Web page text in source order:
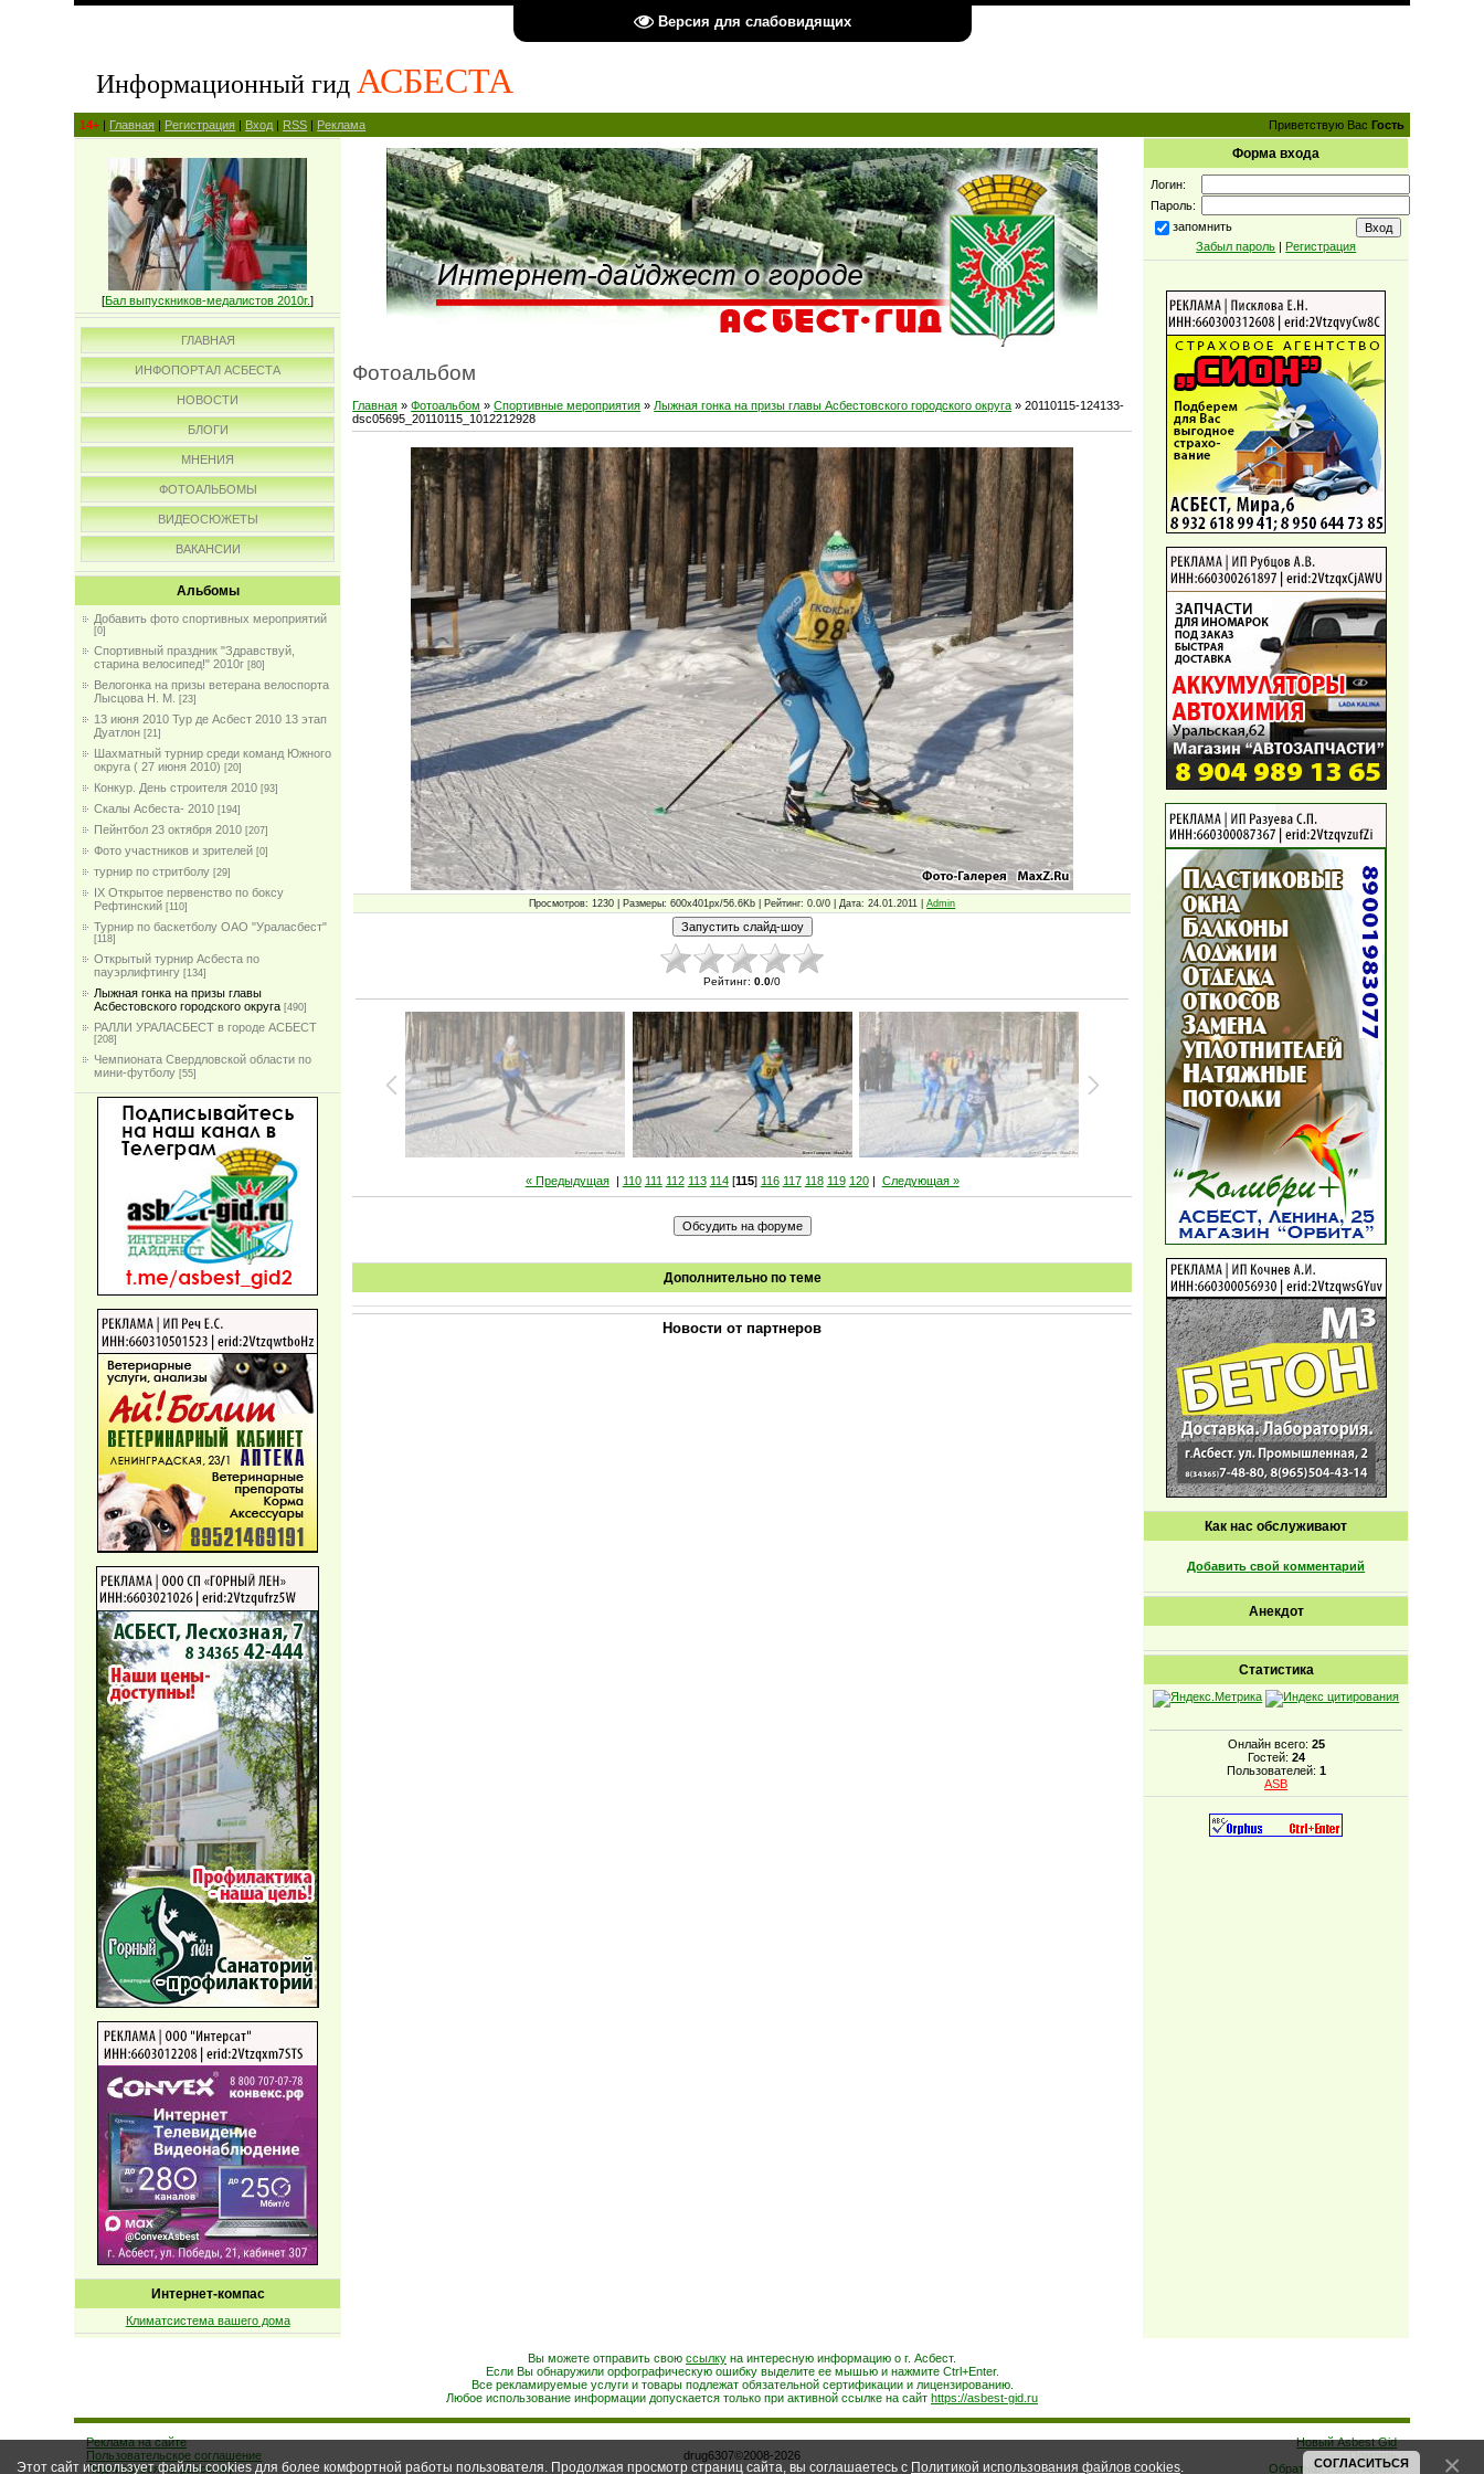
Версия для слабовидящих
Информационный гид АСБЕСТА
14+ | Главная | Регистрация | Вход | RSS | Реклама Приветствую Вас Гость
[Бал выпускников-медалистов 2010г.]
ГЛАВНАЯ
ИНФОПОРТАЛ АСБЕСТА
НОВОСТИ
БЛОГИ
МНЕНИЯ
ФОТОАЛЬБОМЫ
ВИДЕОСЮЖЕТЫ
ВАКАНСИИ
Альбомы
Добавить фото спортивных мероприятий
[0]
Спортивный праздник "Здравствуй,
старина велосипед!" 2010г [80]
Велогонка на призы ветерана велоспорта
Лысцова Н. М.
[23]
13 июня 2010 Тур де Асбест 2010 13 этап
Дуатлон [21]
Шахматный турнир среди команд Южного
округа ( 27 июня 2010) [20]
Конкур. День строителя 2010 [93]
Скалы Асбеста- 2010 [194]
Пейнтбол 23 октября 2010 [207]
Фото участников и зрителей [0]
турнир по стритболу [29]
IX Открытое первенство по боксу
Рефтинский [110]
Турнир по баскетболу ОАО "Ураласбест"
[118]
Открытый турнир Асбеста по
пауэрлифтингу [134]
Лыжная гонка на призы главы
Асбестовского городского округа [490]
РАЛЛИ УРАЛАСБЕСТ в городе АСБЕСТ
[208]
Чемпионата Свердловской области по
мини-футболу [55]
Интернет-компас
Климатсистема вашего дома
Фотоальбом
Главная »Фотоальбом »Спортивные мероприятия » Лыжная гонка на призы главы Асбестовского городского округа » 20110115-124133-
dsc05695_20110115_1012212928
Просмотров: 1230 | Размеры: 600x401px/56.6Kb | Рейтинг: 0.0/0 | Дата: 24.01.2011 |Admin
Рейтинг: 0.0/0
« Предыдущая| 110 111 112 113 114[115] 116 117 118 119 120| Следующая »
Дополнительно по теме
Новости от партнеров
Форма входа
Логин:
Пароль:
запомнить
Забыл пароль | Регистрация
Как нас обслуживают
Добавить свой комментарий
Анекдот
Статистика
Онлайн всего: 25
Гостей: 24
Пользователей: 1
ASB
Вы можете отправить свою ссылку на интересную информацию о г. Асбест.
Если Вы обнаружили орфографическую ошибку выделите ее мышью и нажмите Ctrl+Enter.
Все рекламируемые услуги и товары подлежат обязательной сертификации и лицензированию.
Любое использование информации допускается только при активной ссылке на сайт https://asbest-gid.ru
Реклама на сайте
Пользовательское соглашение
Подписаться на рассылку
drug6307©2008-2026
Новый Asbest Gid
Помощь
Обратная связь Архив
Этот сайт использует файлы cookies для более комфортной работы пользователя. Продолжая просмотр страниц сайта, вы соглашаетесь с Политикой использования файлов cookies СОГЛАСИТЬСЯ